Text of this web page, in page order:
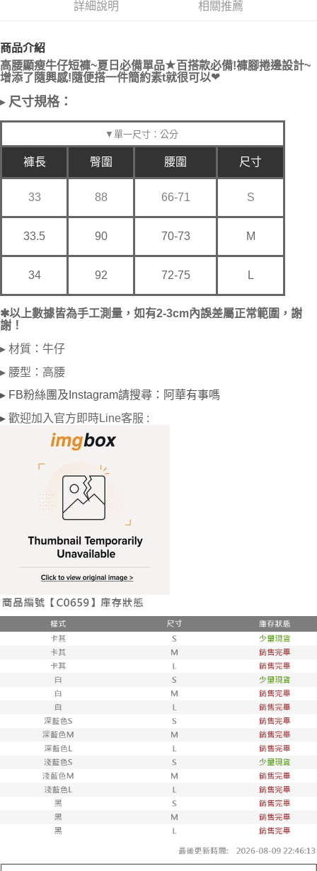
每筆NT$65，滿NT$688(含以上)免運費
每筆NT$65，滿NT$688(含以上)免運費
7-11取貨付款
每筆NT$65，滿NT$688(含以上)免運費
付款後7-11取貨
每筆NT$65，滿NT$688(含以上)免運費
宅配
宅配(外島)
每筆NT$125，滿NT$1,500(含以上)免運費
詳細說明 相關推薦
商品介紹
高腰顯瘦牛仔短褲~夏日必備單品★百搭款必備!褲腳捲邊設計~
增添了隨興感!隨便搭一件簡約素t就很可以❤
▸ 尺寸規格：
▼單一尺寸：公分
褲長 臀圍 腰圍 尺寸
33 88 66-71 S
33.5 90 70-73 M
34 92 72-75 L
✱以上數據皆為手工測量，如有2-3cm內誤差屬正常範圍，謝
謝！
▸ 材質：牛仔
▸ 腰型：高腰
▸ FB粉絲團及Instagram請搜尋：阿華有事嗎
▸ 歡迎加入官方即時Line客服 :